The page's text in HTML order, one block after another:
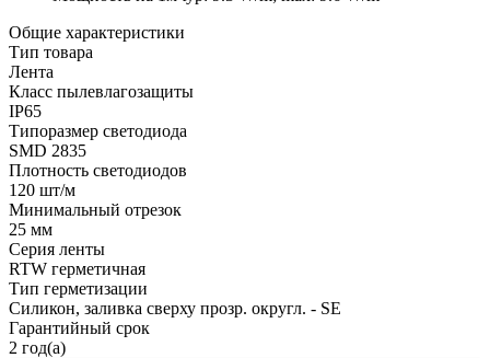
Общие характеристики
Тип товара
Лента
Класс пылевлагозащиты
IP65
Типоразмер светодиода
SMD 2835
Плотность светодиодов
120 шт/м
Минимальный отрезок
25 мм
Серия ленты
RTW герметичная
Тип герметизации
Силикон, заливка сверху прозр. округл. - SE
Гарантийный срок
2 год(а)